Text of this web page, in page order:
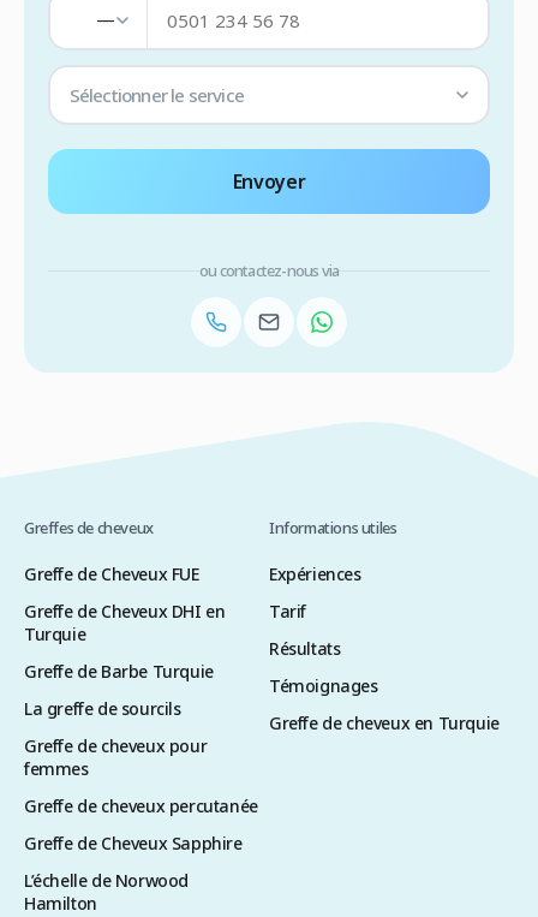
—
Sélectionner le service
Envoyer
ou contactez-nous via
Greffes de cheveux
Greffe de Cheveux FUE
Greffe de Cheveux DHI en
Turquie
Greffe de Barbe Turquie
La greffe de sourcils
Greffe de cheveux pour
femmes
Greffe de cheveux percutanée
Greffe de Cheveux Sapphire
L’échelle de Norwood
Hamilton
Informations utiles
Expériences
Tarif
Résultats
Témoignages
Greffe de cheveux en Turquie